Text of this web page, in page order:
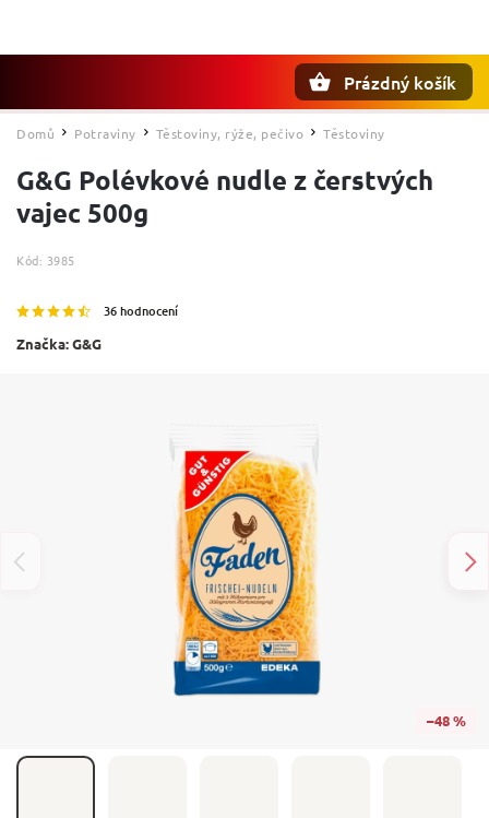
Prázdný košík
Domů / Potraviny / Těstoviny, rýže, pečivo / Těstoviny
G&G Polévkové nudle z čerstvých
vajec 500g
Kód: 3985
36 hodnocení
Značka:G&G
–48 %